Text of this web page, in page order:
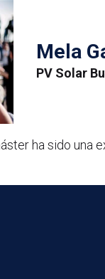
Mela
PV Solar
ha sido una